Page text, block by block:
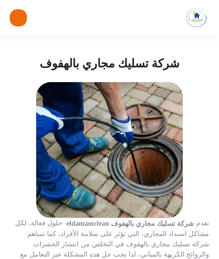
شركة تسليك مجاري بالهفوف
تقدم شركة تسليك مجاري بالهفوف eldamamclean
حلول فعالة، لكل
مشاكل انسداد المجاري، التي تؤثر على سلامة الأفراد، كما تساهم
شركة تسليك مجاري بالهفوف في التخلص من انتشار الحشرات
والروائح الكريهة بالمباني، لذا يجب حل هذه المشكلة عبر التعامل مع